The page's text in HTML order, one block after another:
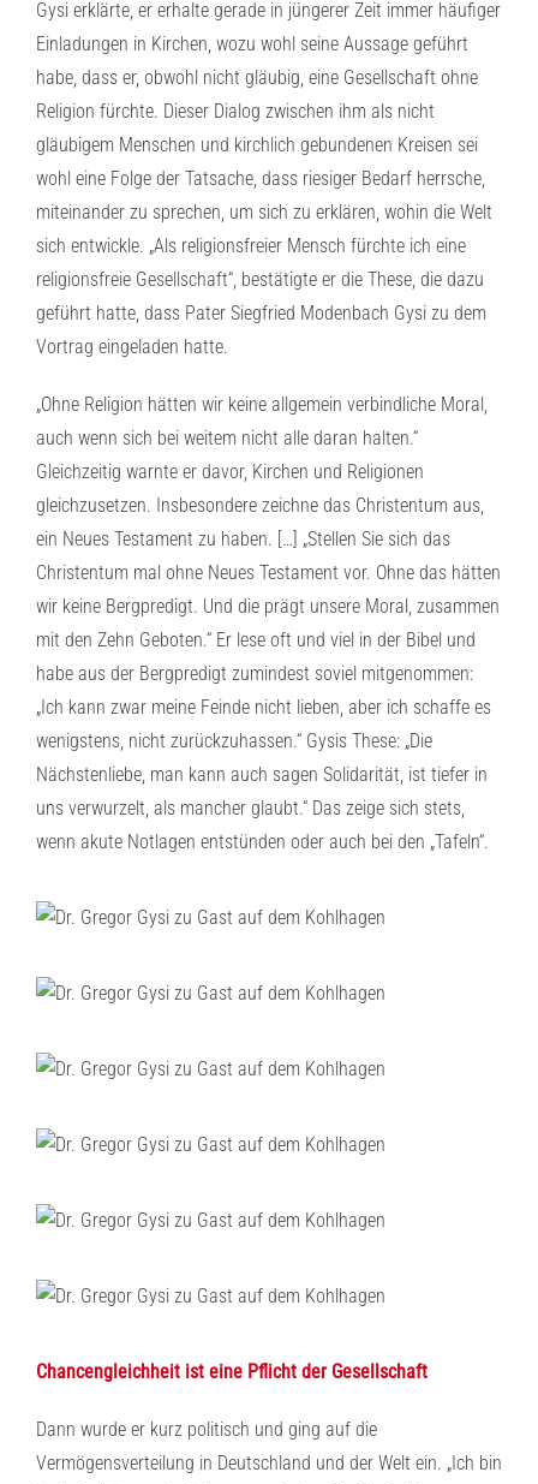
Gysi erklärte, er erhalte gerade in jüngerer Zeit immer häufiger
Einladungen in Kirchen, wozu wohl seine Aussage geführt
habe, dass er, obwohl nicht gläubig, eine Gesellschaft ohne
Religion fürchte. Dieser Dialog zwischen ihm als nicht
gläubigem Menschen und kirchlich gebundenen Kreisen sei
wohl eine Folge der Tatsache, dass riesiger Bedarf herrsche,
miteinander zu sprechen, um sich zu erklären, wohin die Welt
sich entwickle. „Als religionsfreier Mensch fürchte ich eine
religionsfreie Gesellschaft“, bestätigte er die These, die dazu
geführt hatte, dass Pater Siegfried Modenbach Gysi zu dem
Vortrag eingeladen hatte.
„Ohne Religion hätten wir keine allgemein verbindliche Moral,
auch wenn sich bei weitem nicht alle daran halten.“
Gleichzeitig warnte er davor, Kirchen und Religionen
gleichzusetzen. Insbesondere zeichne das Christentum aus,
ein Neues Testament zu haben. […] „Stellen Sie sich das
Christentum mal ohne Neues Testament vor. Ohne das hätten
wir keine Bergpredigt. Und die prägt unsere Moral, zusammen
mit den Zehn Geboten.“ Er lese oft und viel in der Bibel und
habe aus der Bergpredigt zumindest soviel mitgenommen:
„Ich kann zwar meine Feinde nicht lieben, aber ich schaffe es
wenigstens, nicht zurückzuhassen.“ Gysis These: „Die
Nächstenliebe, man kann auch sagen Solidarität, ist tiefer in
uns verwurzelt, als mancher glaubt.“ Das zeige sich stets,
wenn akute Notlagen entstünden oder auch bei den „Tafeln“.
Chancengleichheit ist eine Pflicht der Gesellschaft
Dann wurde er kurz politisch und ging auf die
Vermögensverteilung in Deutschland und der Welt ein. „Ich bin